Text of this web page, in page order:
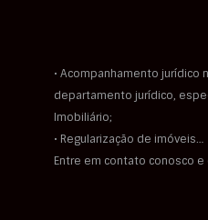
• Acompanhamento jurídico
departamento jurídico,
Imobiliário;
• Regularização de imóveis…
Entre em contato conosco